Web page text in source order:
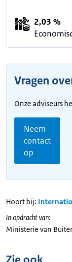
2,03 %
Vragen
Onze adviseurs
Neem
contact
op
Hoort bij:
In opdracht van:
Ministerie van